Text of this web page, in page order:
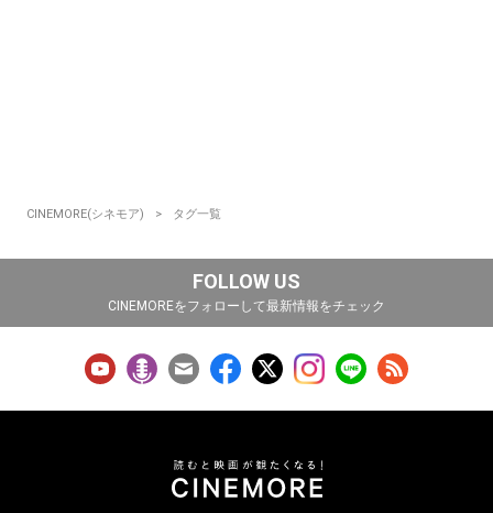
CINEMORE(シネモア) タグ一覧
FOLLOW US
CINEMOREをフォローして最新情報をチェック